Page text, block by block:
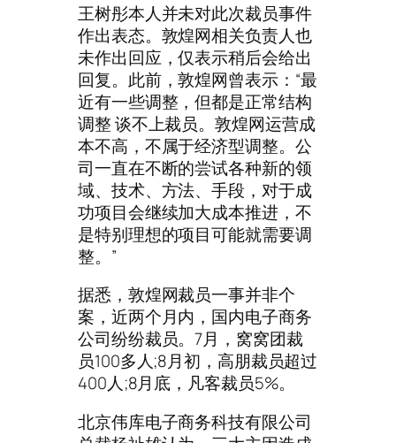
王树彤本人并未对此次裁员事件
作出表态。敦煌网相关负责人也
未作出回应，仅表示稍后会给出
回复。此前，敦煌网曾表示：“最
近有一些调整，但都是正常结构
调整 谈不上裁员。敦煌网运营成
本不高，不属于经济型调整。公
司一直在不断的尝试各种新的领
域、技术、方法、手段，对于成
功项目会继续加大成本推进，不
是特别理想的项目可能就需要调
整。”
据悉，敦煌网裁员一事并非个
案，近两个月内，国内电子商务
公司纷纷裁员。7月，窝窝团裁
员100多人;8月初，高朋裁员超过
400人;8月底，凡客裁员5%。
北京伟库电子商务科技有限公司